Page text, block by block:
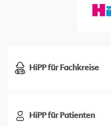
HiPP für Fachkreise
HiPP für Patienten